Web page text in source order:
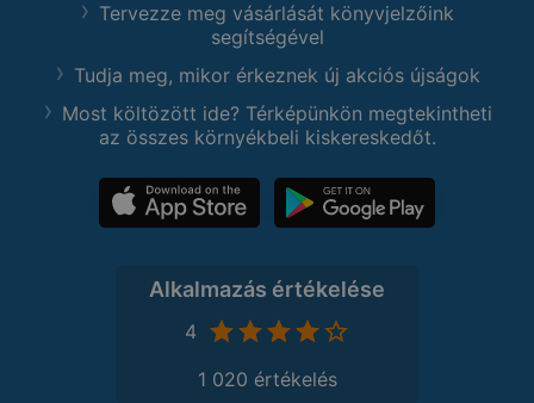
Tervezze meg vásárlását könyvjelzőink
segítségével
Tudja meg, mikor érkeznek új akciós újságok
Most költözött ide? Térképünkön megtekintheti
az összes környékbeli kiskereskedőt.
Alkalmazás értékelése
4
1 020 értékelés